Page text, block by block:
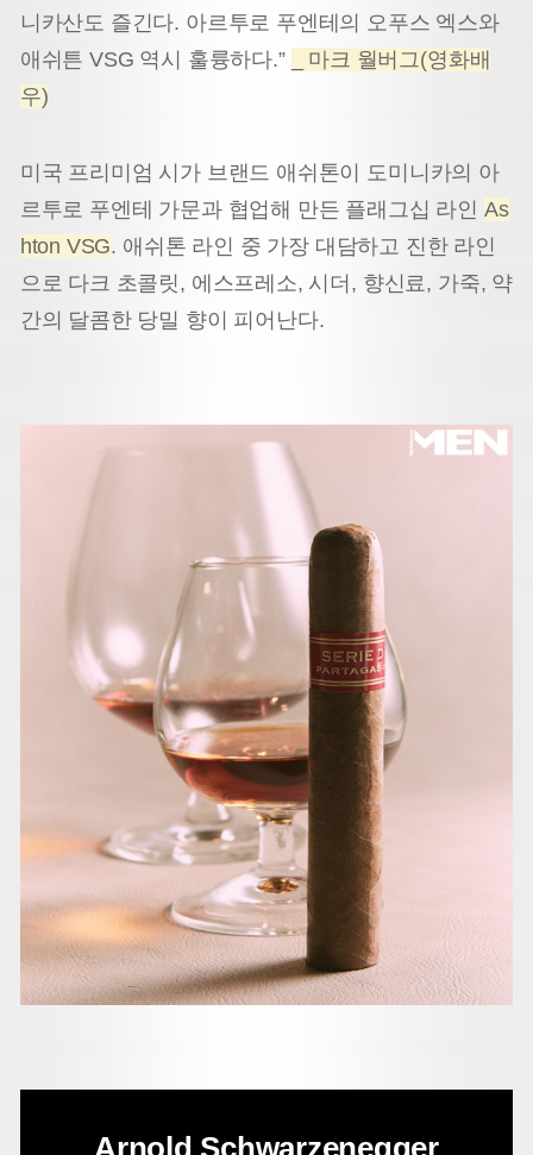
니카산도 즐긴다. 아르투로 푸엔테의 오푸스 엑스와
애쉬튼 VSG 역시 훌륭하다.”
_ 마크 월버그(영화배
우)
미국 프리미엄 시가 브랜드 애쉬톤이 도미니카의 아
르투로 푸엔테 가문과 협업해 만든 플래그십 라인 As
hton VSG. 애쉬톤 라인 중 가장 대담하고 진한 라인
으로 다크 초콜릿, 에스프레소, 시더, 향신료, 가죽, 약
간의 달콤한 당밀 향이 피어난다.